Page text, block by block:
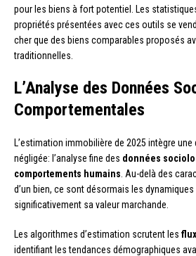
pour les biens à fort potentiel. Les
propriétés présentées avec ces outils se
cher que des biens comparables proposés
traditionnelles.
L’Analyse des Données
Comportementales
L’estimation immobilière de 2025 intègre
négligée: l’analyse fine des données
comportements humains . Au-delà des
d’un bien, ce sont désormais les
significativement sa valeur marchande.
Les algorithmes d’estimation scrutent les
identifiant les tendances démographiques